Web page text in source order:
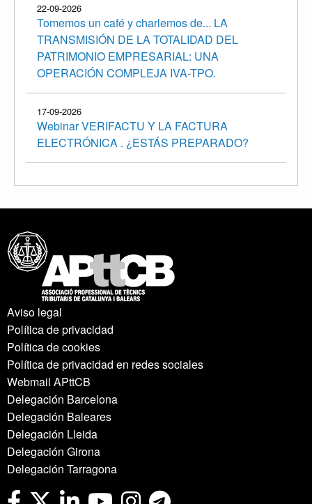
22-09-2026
Tomemos un café y charlemos de... LA
TRANSMISIÓN DE LA TOTALIDAD DEL
PATRIMONIO EMPRESARIAL: UNA
OPERACIÓN COMPLEJA IVA-TPO.
17-09-2026
Webinar VERIFACTU Y LA FACTURA
ELECTRÓNICA . ¿ESTÁS PREPARADO?
Aviso legal
Política de privacidad
Política de cookies
Política de privacidad en redes sociales
Webmail APttCB
Delegación Barcelona
Delegación Baleares
Delegación Lleida
Delegación Girona
Delegación Tarragona